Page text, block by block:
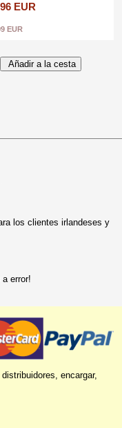
EUR
EUR
los clientes irlandeses y
error!
encargar,